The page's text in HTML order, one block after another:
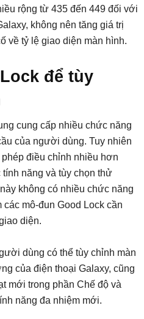
rộng từ 435 đến 449 đối với
không nên tăng giá trị
về tỷ lệ giao diện màn hình.
để tùy
cung cấp nhiều chức năng
của người dùng. Tuy nhiên
điều chỉnh nhiều hơn
năng và tùy chọn thử
không có nhiều chức năng
mô-đun Good Lock cần
diện.
dùng có thể tùy chỉnh màn
của điện thoại Galaxy, cũng
mới trong phần Chế độ và
năng đa nhiệm mới.